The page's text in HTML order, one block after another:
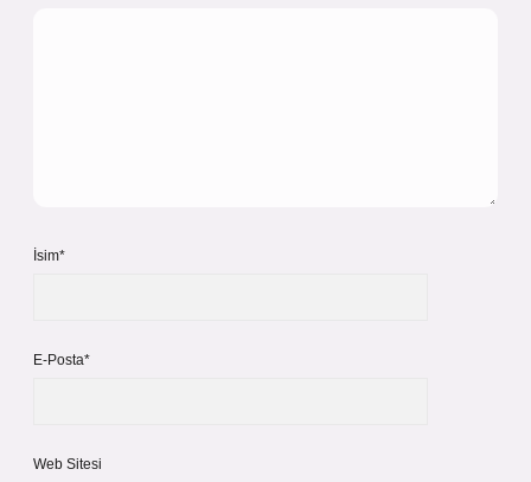
İsim*
E-Posta*
Web Sitesi